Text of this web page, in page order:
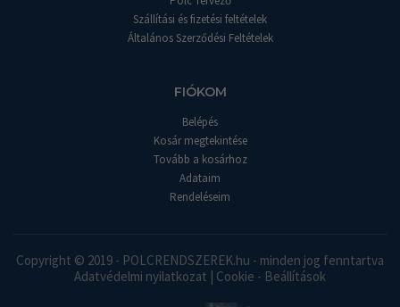
Szállítási és fizetési feltételek
Általános Szerződési Feltételek
FIÓKOM
Belépés
Kosár megtekintése
Tovább a kosárhoz
Adataim
Rendeléseim
Copyright © 2019 - POLCRENDSZEREK.hu - minden jog fenntartva
Adatvédelmi nyilatkozat | Cookie - Beállítások